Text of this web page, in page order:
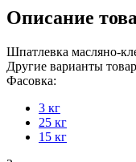
Описание
Шпатлевка масляно-
Другие варианты
Фасовка:
3 кг
25 кг
15 кг